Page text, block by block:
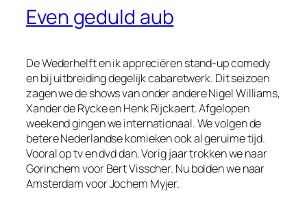
Even geduld aub
De Wederhelft en ik appreciëren stand-up comedy
en bij uitbreiding degelijk cabaretwerk. Dit seizoen
zagen we de shows van onder andere Nigel Williams,
Xander de Rycke en Henk Rijckaert. Afgelopen
weekend gingen we internationaal. We volgen de
betere Nederlandse komieken ook al geruime tijd.
Vooral op tv en dvd dan. Vorig jaar trokken we naar
Gorinchem voor Bert Visscher. Nu bolden we naar
Amsterdam voor Jochem Myjer.